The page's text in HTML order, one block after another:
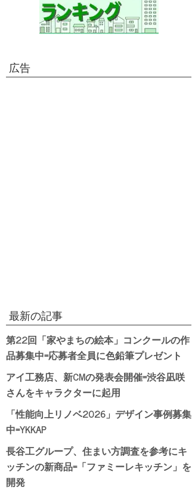
広告
最新の記事
第22回「家やまちの絵本」コンクールの作
品募集中=応募者全員に色鉛筆プレゼント
アイ工務店、新CMの発表会開催=渋谷凪咲
さんをキャラクターに起用
「性能向上リノベ2026」デザイン事例募集
中=YKKAP
長谷工グループ、住まい方調査を参考にキ
ッチンの新商品=「ファミーレキッチン」を
開発